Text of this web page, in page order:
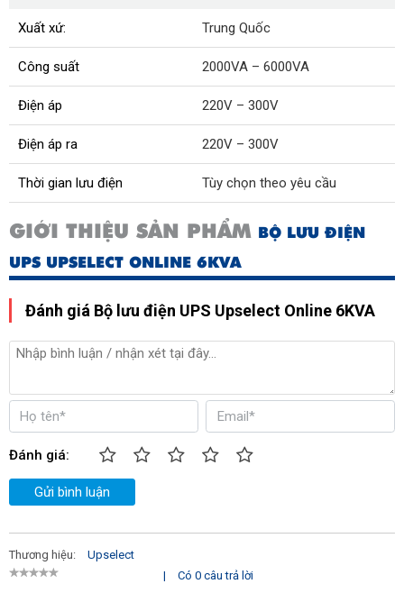
Xuất xứ: Trung Quốc
Công suất 2000VA – 6000VA
Điện áp 220V – 300V
Điện áp ra 220V – 300V
Thời gian lưu điện Tùy chọn theo yêu cầu
GIỚI THIỆU SẢN PHẨM BỘ LƯU ĐIỆN
UPS UPSELECT ONLINE 6KVA
Đánh giá Bộ lưu điện UPS Upselect Online 6KVA
Đánh giá:
Gửi bình luận
Thương hiệu:
Upselect
|
Có 0 câu trả lời